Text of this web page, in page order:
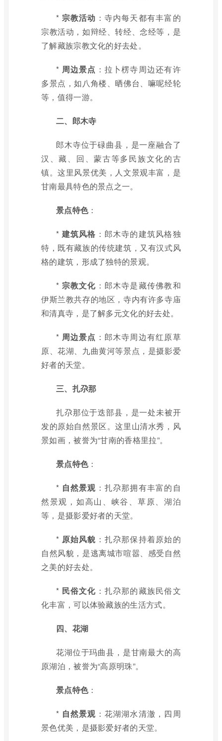
* 宗教活动 ：寺内每天都有丰富的
宗教活动，如辩经、转经、念经等，是
了解藏族宗教文化的好去处。
* 周边景点 ：拉卜楞寺周边还有许
多景点，如八角楼、晒佛台、嘛呢经轮
等，值得一游。
二、郎木寺
郎木寺位于碌曲县，是一座融合了
汉、藏、回、蒙古等多民族文化的古
镇。这里风景优美，人文景观丰富，是
甘南最具特色的景点之一。
景点特色：
* 建筑风格 ：郎木寺的建筑风格独
特，既有藏族的传统建筑，又有汉式风
格的建筑，形成了独特的景观。
* 宗教文化 ：郎木寺是藏传佛教和
伊斯兰教共存的地区，寺内有许多寺庙
和清真寺，是了解多元文化的好去处。
* 周边景点 ：郎木寺周边有红原草
原、花湖、九曲黄河等景点，是摄影爱
好者的天堂。
三、扎尕那
扎尕那位于迭部县，是一处未被开
发的原始自然景区。这里山清水秀，风
景如画，被誉为“甘南的香格里拉”。
景点特色：
* 自然景观 ：扎尕那拥有丰富的自
然景观，如高山、峡谷、草原、湖泊
等，是摄影爱好者的天堂。
* 原始风貌 ：扎尕那保持着原始的
自然风貌，是逃离城市喧嚣、感受自然
之美的好去处。
* 民俗文化 ：扎尕那的藏族民俗文
化丰富，可以体验藏族的生活方式。
四、花湖
花湖位于玛曲县，是甘南最大的高
原湖泊，被誉为“高原明珠”。
景点特色：
* 自然景观 ：花湖湖水清澈，四周
景色优美，是摄影爱好者的天堂。